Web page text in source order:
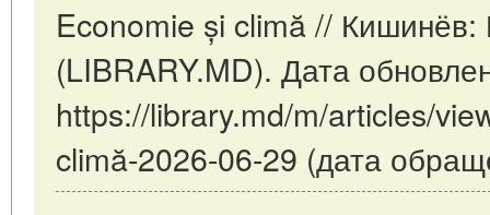
Economie și climă //
(LIBRARY.MD). Дата
https://library.md/m/articles/
climă-2026-06-29 (дата